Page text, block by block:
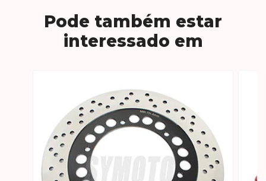
Pode também estar
interessado em